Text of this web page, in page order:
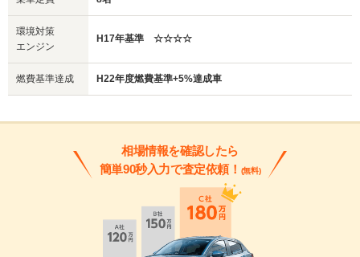
環境対策
エンジン
H17年基準 ☆☆☆☆
燃費基準達成 H22年度燃費基準+5%達成車
相場情報を確認したら
簡単90秒入力で査定依頼！ (無料)